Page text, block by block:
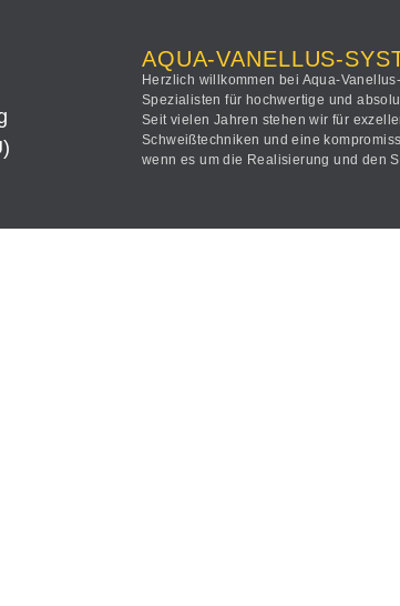
AQUA-VANELLUS-
Herzlich willkommen bei Aqua-
Spezialisten für hochwertige und
Seit vielen Jahren stehen wir für
Schweißtechniken und eine
wenn es um die Realisierung und den